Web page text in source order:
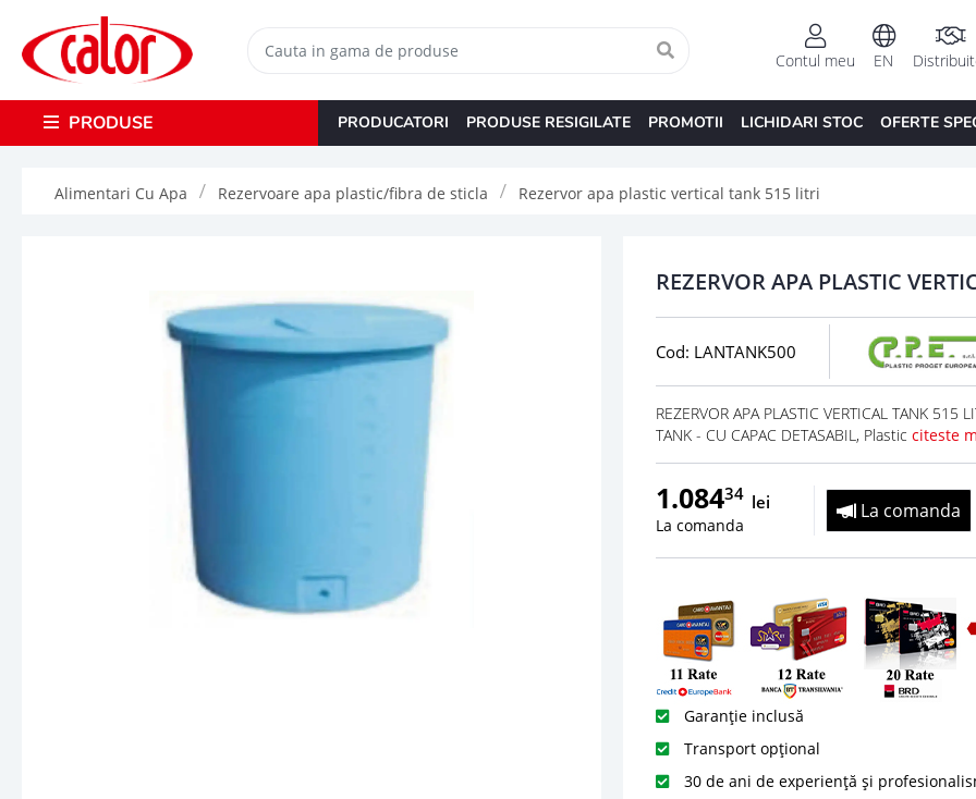
EN
Contul meu
PRODUSE PRODUCATORI PRODUSE RESIGILATE PROMOTII LICHIDARI STOC OFERTE
Alimentari Cu Apa Rezervoare apa plastic/fibra de sticla Rezervor apa plastic vertical tank 515 litri
REZERVOR APA PLASTIC
Cod: LANTANK500
REZERVOR APA PLASTIC VERTICAL TANK 515
TANK - CU CAPAC DETASABIL, Plastic citeste
1.08434 lei
La comanda
La comanda
Garanție inclusă
Transport opțional
30 de ani de experiență și